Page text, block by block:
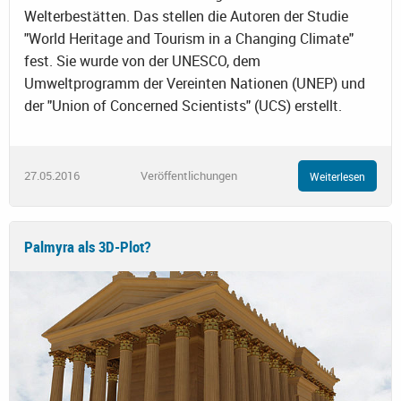
Welterbestätten. Das stellen die Autoren der Studie
"World Heritage and Tourism in a Changing Climate"
fest. Sie wurde von der UNESCO, dem
Umweltprogramm der Vereinten Nationen (UNEP) und
der "Union of Concerned Scientists" (UCS) erstellt.
27.05.2016 Veröffentlichungen Weiterlesen
Palmyra als 3D-Plot?